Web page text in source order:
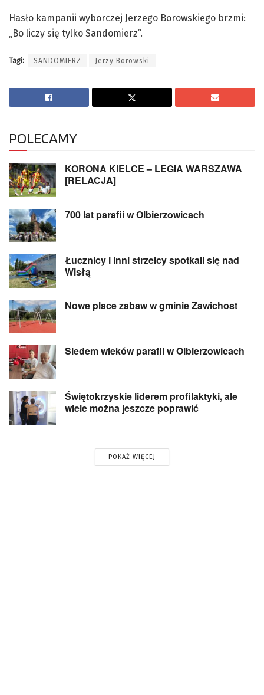
Hasło kampanii wyborczej Jerzego Borowskiego brzmi:
„Bo liczy się tylko Sandomierz”.
Tagi: SANDOMIERZ Jerzy Borowski
POLECAMY
KORONA KIELCE – LEGIA WARSZAWA
[RELACJA]
700 lat parafii w Olbierzowicach
Łucznicy i inni strzelcy spotkali się nad
Wisłą
Nowe place zabaw w gminie Zawichost
Siedem wieków parafii w Olbierzowicach
Świętokrzyskie liderem profilaktyki, ale
wiele można jeszcze poprawić
POKAŻ WIĘCEJ